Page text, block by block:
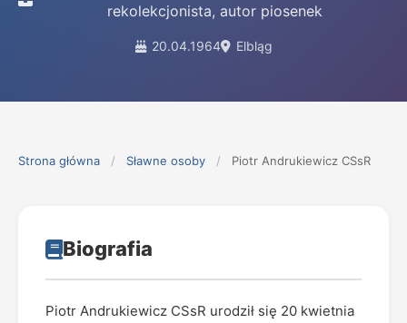
rekolekcjonista, autor piosenek
20.04.1964 Elbląg
Strona główna / Sławne osoby / Piotr Andrukiewicz CSsR
Biografia
Piotr Andrukiewicz CSsR urodził się 20 kwietnia